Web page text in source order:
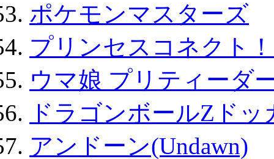
ポケモンマスターズ
プリンセスコネクト
ウマ娘 プリティーダ
ドラゴンボールZド
アンドーン(Undawn)